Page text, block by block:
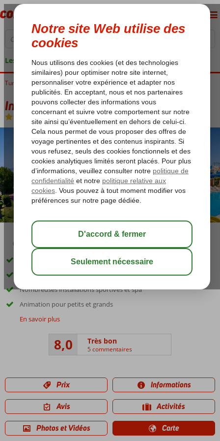
Les garanties de vacances
Turquie Riviera Turque Alanya Incekum Incekum Beach Resort
Incekum Beach Resort
All Inclusive-Hôtel
03:45 sauver
Directement sur une magnifique baie avec une plage privée
Piscine avec toboggans
Nombreuses installations sportives et spa
Animation pour petits et grands
En savoir plus
8,0 Très bon
5 commentaires
Prix Informations
Avis Activités
Photos et Vidéos Carte